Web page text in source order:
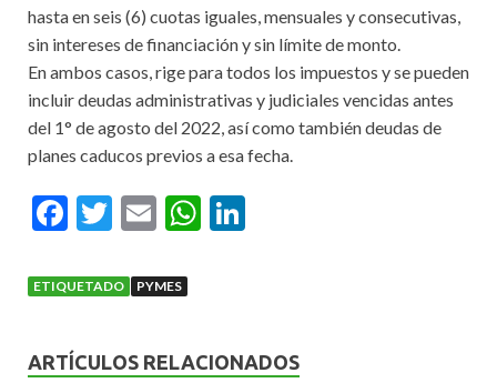
hasta en seis (6) cuotas iguales, mensuales y consecutivas,
sin intereses de financiación y sin límite de monto.
En ambos casos, rige para todos los impuestos y se pueden
incluir deudas administrativas y judiciales vencidas antes
del 1° de agosto del 2022, así como también deudas de
planes caducos previos a esa fecha.
F
e
o
T
itt
E
ai
W
A n
ETIQUETADO PYMES
ARTÍCULOS RELACIONADOS